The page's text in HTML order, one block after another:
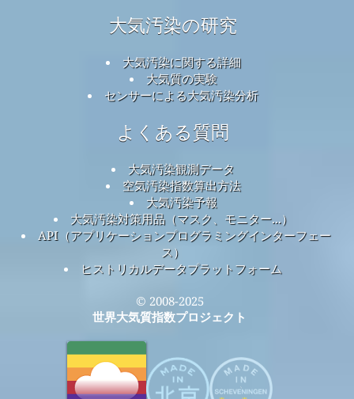
大気汚染の研究
大気汚染に関する詳細
大気質の実験
センサーによる大気汚染分析
よくある質問
大気汚染観測データ
空気汚染指数算出方法
大気汚染予報
大気汚染対策用品（マスク、モニター...）
API（アプリケーションプログラミングインターフェー
ス）
ヒストリカルデータプラットフォーム
© 2008-2025
世界大気質指数プロジェクト